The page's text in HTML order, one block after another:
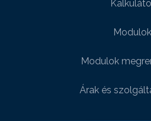
Modulok
Modulok
Árak és